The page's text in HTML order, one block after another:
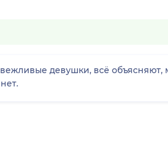
девушки, всё